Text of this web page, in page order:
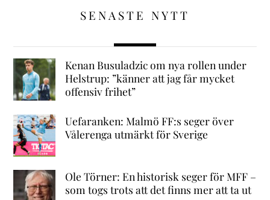
SENASTE NYTT
Kenan Busuladzic om nya rollen under
Helstrup: ”känner att jag får mycket
offensiv frihet”
Uefaranken: Malmö FF:s seger över
Vålerenga utmärkt för Sverige
Ole Törner: En historisk seger för MFF –
som togs trots att det finns mer att ta ut